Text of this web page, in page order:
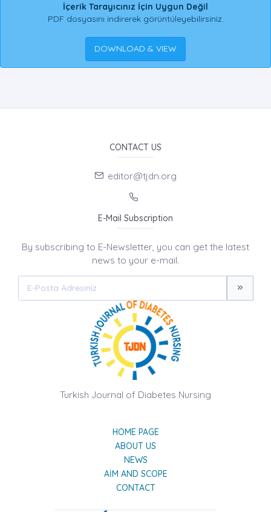
İçerik Tarayıcınız İçin Uygun Değil
PDF dosyasını indirerek görüntüleyebilirsiniz.
DOWNLOAD & VIEW
CONTACT US
editor@tjdn.org
E-Mail Subscription
By subscribing to E-Newsletter, you can get the latest
news to your e-mail.
Turkish Journal of Diabetes Nursing
HOME PAGE
ABOUT US
NEWS
AIM AND SCOPE
CONTACT